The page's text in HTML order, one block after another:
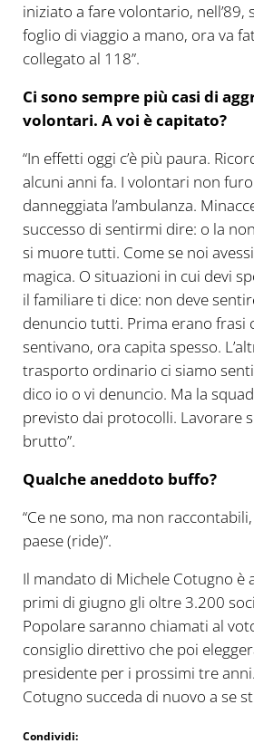
iniziato a fare volontario, nell’89,
foglio di viaggio a mano, ora va
collegato al 118”.
Ci sono sempre più casi di
volontari. A voi è capitato?
“In effetti oggi c’è più paura.
alcuni anni fa. I volontari non
danneggiata l’ambulanza.
successo di sentirmi dire: o la
si muore tutti. Come se noi
magica. O situazioni in cui devi
il familiare ti dice: non deve
denuncio tutti. Prima erano frasi
sentivano, ora capita spesso.
trasporto ordinario ci siamo
dico io o vi denuncio. Ma la
previsto dai protocolli. Lavorare
brutto”.
Qualche aneddoto buffo?
“Ce ne sono, ma non
paese (ride)”.
Il mandato di Michele Cotugno è
primi di giugno gli oltre 3.200
Popolare saranno chiamati al
consiglio direttivo che poi
presidente per i prossimi tre
Cotugno succeda di nuovo a se
Condividi: